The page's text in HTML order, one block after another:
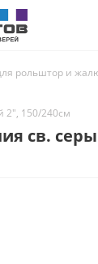
рольштор и
2", 150/240см
св.